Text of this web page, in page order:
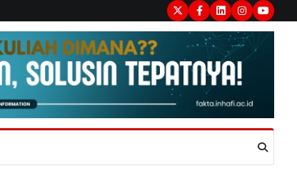
TwitterFacebook
LinkedInInstagram